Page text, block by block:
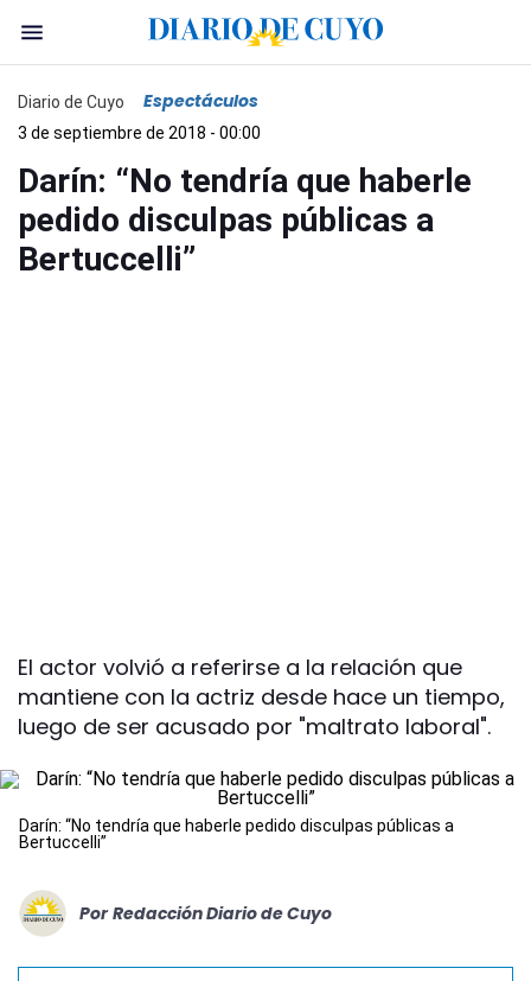
Diario de Cuyo Espectáculos
3 de septiembre de 2018 - 00:00
Darín: “No tendría que haberle
pedido disculpas públicas a
Bertuccelli”
El actor volvió a referirse a la relación que
mantiene con la actriz desde hace un tiempo,
luego de ser acusado por "maltrato laboral".
Darín: “No tendría que haberle pedido disculpas públicas a
Bertuccelli”
Por Redacción Diario de Cuyo